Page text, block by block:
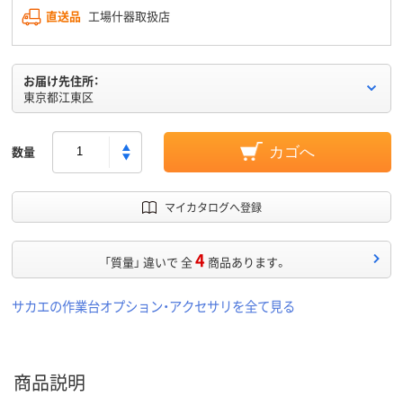
直送品 工場什器取扱店
お届け先住所：
東京都江東区
数量 カゴへ
マイカタログへ登録
「質量」 違いで 全4 商品あります。
サカエの作業台オプション・アクセサリを全て見る
商品説明